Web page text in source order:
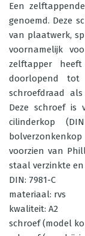
Een
genoemd. Deze
van plaatwerk,
voornamelijk
zelftapper
doorlopend
schroefdraad
Deze schroef is
cilinderkop
voorzien van
staal verzinkte
DIN: 7981-C
materiaal: rvs
kwaliteit: A2
schroef (model